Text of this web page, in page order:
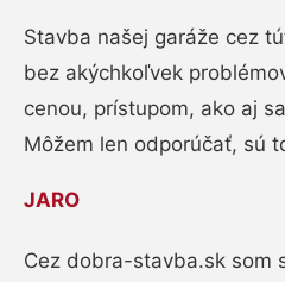
Stavba našej garáže cez
bez akýchkoľvek
cenou, prístupom, ako aj
Môžem len odporúčať, sú
JARO
Cez dobra-stavba.sk som